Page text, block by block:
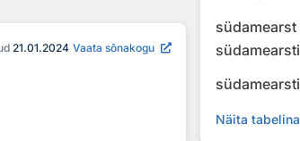
21.01.2024 Vaata sõnakogu
südamearst
südamearsti
südamearsti
Näita tabelina